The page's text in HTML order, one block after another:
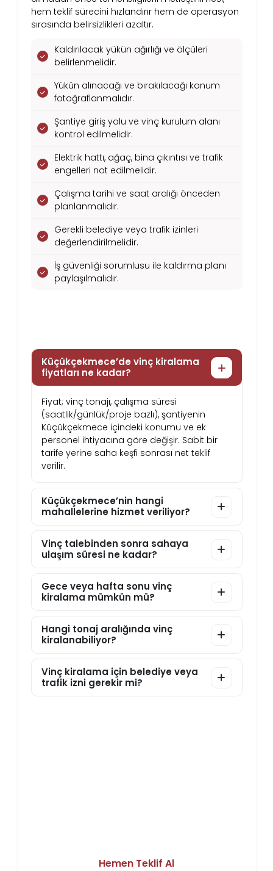
hem teklif sürecini hızlandırır hem de operasyon
sırasında belirsizlikleri azaltır.
Kaldırılacak yükün ağırlığı ve ölçüleri
belirlenmelidir.
Yükün alınacağı ve bırakılacağı konum
fotoğraflanmalıdır.
Şantiye giriş yolu ve vinç kurulum alanı
kontrol edilmelidir.
Elektrik hattı, ağaç, bina çıkıntısı ve trafik
engelleri not edilmelidir.
Çalışma tarihi ve saat aralığı önceden
planlanmalıdır.
Gerekli belediye veya trafik izinleri
değerlendirilmelidir.
İş güvenliği sorumlusu ile kaldırma planı
paylaşılmalıdır.
Küçükçekmece’de vinç kiralama
fiyatları ne kadar?
Fiyat; vinç tonajı, çalışma süresi
(saatlik/günlük/proje bazlı), şantiyenin
Küçükçekmece içindeki konumu ve ek
personel ihtiyacına göre değişir. Sabit bir
tarife yerine saha keşfi sonrası net teklif
verilir.
Küçükçekmece’nin hangi
mahallelerine hizmet veriliyor?
Vinç talebinden sonra sahaya
ulaşım süresi ne kadar?
Gece veya hafta sonu vinç
kiralama mümkün mü?
Hangi tonaj aralığında vinç
kiralanabiliyor?
Vinç kiralama için belediye veya
trafik izni gerekir mi?
Hemen Teklif Al